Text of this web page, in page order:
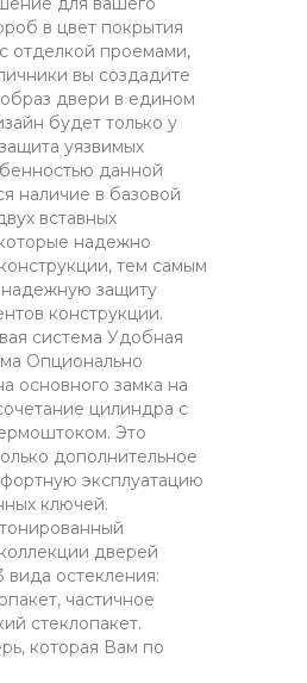
в цвет покрытия
отделкой проемами,
вы создадите
двери в едином
будет только у
уязвимых
данной
наличие в базовой
вставных
надежно
тем самым
защиту
конструкции.
система Удобная
Опционально
основного замка на
цилиндра с
Это
дополнительное
эксплуатацию
ключей.
дверей
вида остекления:
частичное
стеклопакет.
которая Вам по